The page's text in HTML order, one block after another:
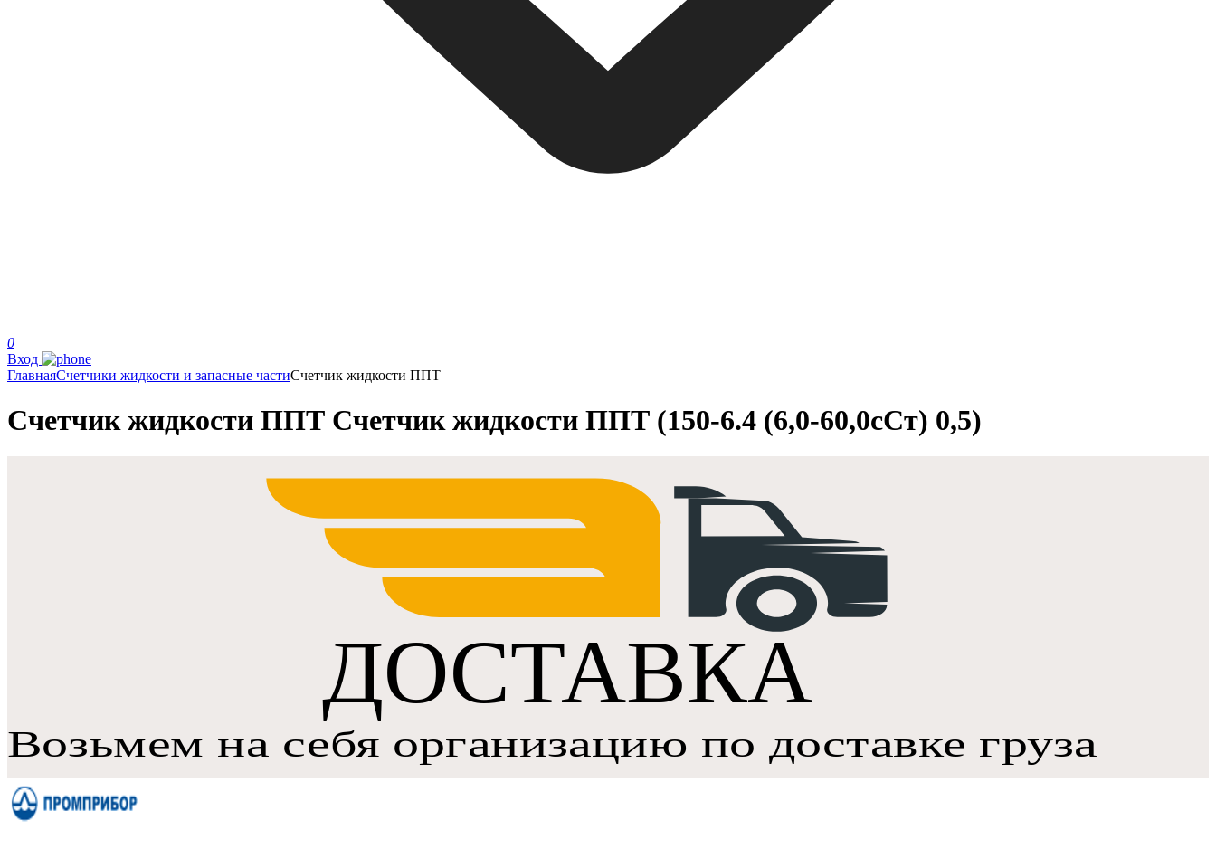
0
Вход
ГлавнаяСчетчики жидкости и запасные частиСчетчик жидкости ППТ
Счетчик жидкости ППТ Счетчик жидкости ППТ (150-6.4 (6,0-60,0сСт) 0,5)